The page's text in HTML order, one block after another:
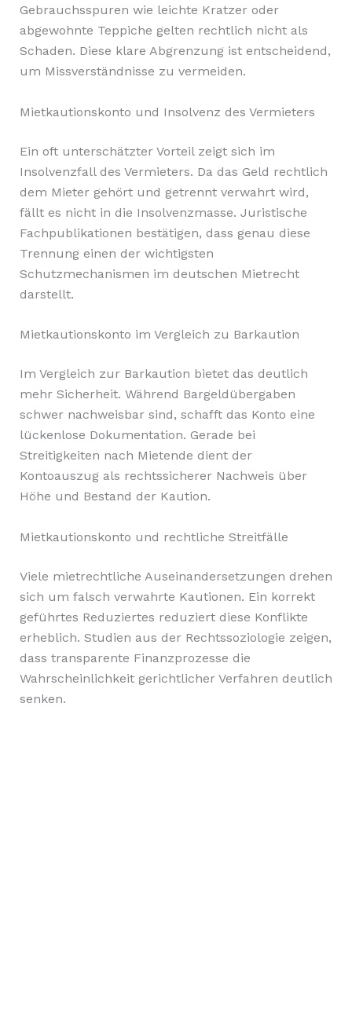
Gebrauchsspuren wie leichte Kratzer oder
abgewohnte Teppiche gelten rechtlich nicht als
Schaden. Diese klare Abgrenzung ist entscheidend,
um Missverständnisse zu vermeiden.
Mietkautionskonto und Insolvenz des Vermieters
Ein oft unterschätzter Vorteil zeigt sich im
Insolvenzfall des Vermieters. Da das Geld rechtlich
dem Mieter gehört und getrennt verwahrt wird,
fällt es nicht in die Insolvenzmasse. Juristische
Fachpublikationen bestätigen, dass genau diese
Trennung einen der wichtigsten
Schutzmechanismen im deutschen Mietrecht
darstellt.
Mietkautionskonto im Vergleich zu Barkaution
Im Vergleich zur Barkaution bietet das deutlich
mehr Sicherheit. Während Bargeldübergaben
schwer nachweisbar sind, schafft das Konto eine
lückenlose Dokumentation. Gerade bei
Streitigkeiten nach Mietende dient der
Kontoauszug als rechtssicherer Nachweis über
Höhe und Bestand der Kaution.
Mietkautionskonto und rechtliche Streitfälle
Viele mietrechtliche Auseinandersetzungen drehen
sich um falsch verwahrte Kautionen. Ein korrekt
geführtes Reduziertes reduziert diese Konflikte
erheblich. Studien aus der Rechtssoziologie zeigen,
dass transparente Finanzprozesse die
Wahrscheinlichkeit gerichtlicher Verfahren deutlich
senken.